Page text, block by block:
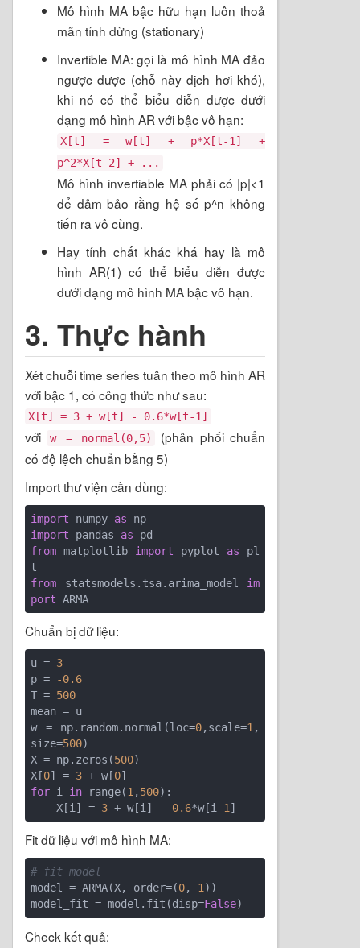
Mô hình MA bậc hữu hạn luôn thoả
mãn tính dừng (stationary)
Invertible MA: gọi là mô hình MA đảo
ngược được (chỗ này dịch hơi khó),
khi nó có thể biểu diễn được dưới
dạng mô hình AR với bậc vô hạn:
X[t] = w[t] + p*X[t-1] +
p^2*X[t-2] + ...
Mô hình invertiable MA phải có |p|<1
để đảm bảo rằng hệ số p^n không
tiến ra vô cùng.
Hay tính chất khác khá hay là mô
hình AR(1) có thể biểu diễn được
dưới dạng mô hình MA bậc vô hạn.
3. Thực hành
Xét chuỗi time series tuân theo mô hình AR
với bậc 1, có công thức như sau:
X[t] = 3 + w[t] - 0.6*w[t-1]
với w = normal(0,5)
(phân phối chuẩn
có độ lệch chuẩn bằng 5)
Import thư viện cần dùng:
import numpy as
import pandas as
from matplotlib import pyplot as pl
from statsmodels.tsa.arima_model im
port
Chuẩn bị dữ liệu:
u = 3
p =
-0.6
T = 500
mean = u
w = np.random.normal(loc=0,scale=1,
size=500)
X = np.zeros(500)
X[0] = 3 + w[0
for i in range(1, 500):
    X[i] =
3 + w[i] - 0.6*w[i-1
Fit dữ liệu với mô hình MA:
# fit model
model = ARMA(X, order=(0, 1))
model_fit = model.fit(disp=False
Check kết quả: